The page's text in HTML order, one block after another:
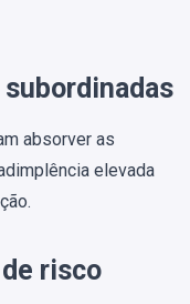
absorver as
elevada
risco